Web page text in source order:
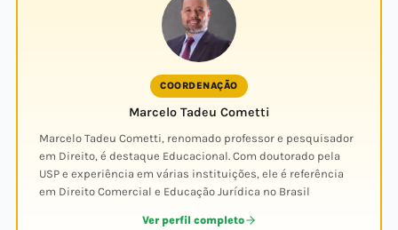
COORDENAÇÃO
Marcelo Tadeu Cometti
Marcelo Tadeu Cometti, renomado professor e pesquisador
em Direito, é destaque Educacional. Com doutorado pela
USP e experiência em várias instituições, ele é referência
em Direito Comercial e Educação Jurídica no Brasil
Ver perfil completo